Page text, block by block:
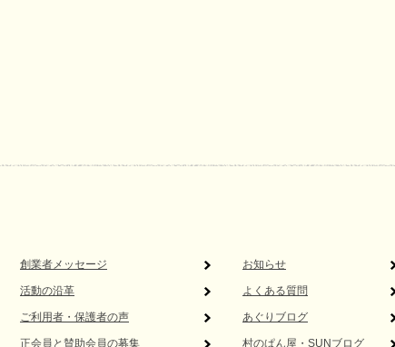
創業者メッセージ
活動の沿革
ご利用者・保護者の声
正会員と賛助会員の募集
お知らせ
よくある質問
あぐりブログ
村のぱん屋・SUNブログ